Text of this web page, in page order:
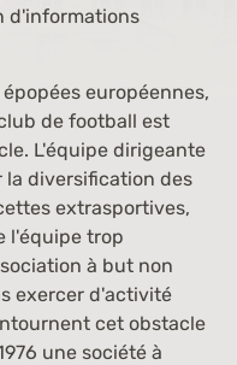
d'informations
européennes,
de football est
L'équipe dirigeante
la diversification des
extrasportives,
l'équipe trop
à but non
exercer d'activité
cet obstacle
une société à